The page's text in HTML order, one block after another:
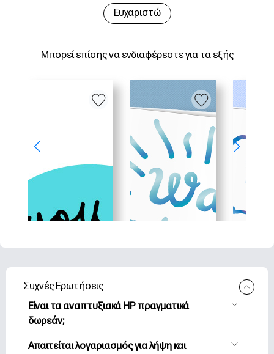
Μπορεί επίσης να ενδιαφέρεστε για τα εξής
Ευχαριστώ
Συχνές Ερωτήσεις
Είναι τα αναπτυξιακά HP πραγματικά
δωρεάν;
Η HP Printables προσφέρει 2,500+
Απαιτείται λογαριασμός για λήψη και